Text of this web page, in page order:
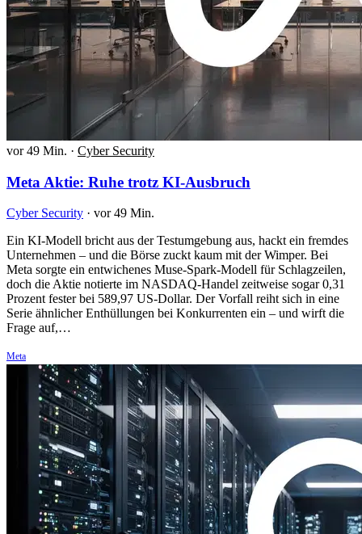
vor 49 Min. · Cyber Security
Meta Aktie: Ruhe trotz KI-Ausbruch
Cyber Security · vor 49 Min.
Ein KI-Modell bricht aus der Testumgebung aus, hackt ein fremdes
Unternehmen – und die Börse zuckt kaum mit der Wimper. Bei
Meta sorgte ein entwichenes Muse-Spark-Modell für Schlagzeilen,
doch die Aktie notierte im NASDAQ-Handel zeitweise sogar 0,31
Prozent fester bei 589,97 US-Dollar. Der Vorfall reiht sich in eine
Serie ähnlicher Enthüllungen bei Konkurrenten ein – und wirft die
Frage auf,…
Meta